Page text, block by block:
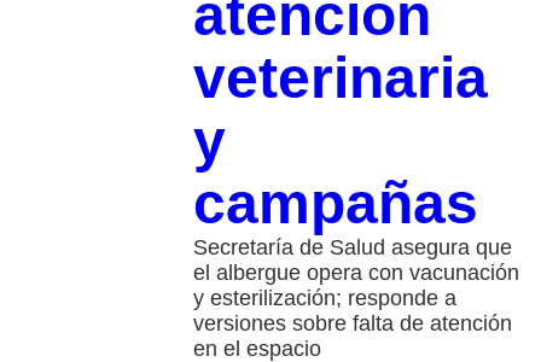
atención
veterinaria
y
campañas
Secretaría de Salud asegura que
el albergue opera con vacunación
y esterilización; responde a
versiones sobre falta de atención
en el espacio